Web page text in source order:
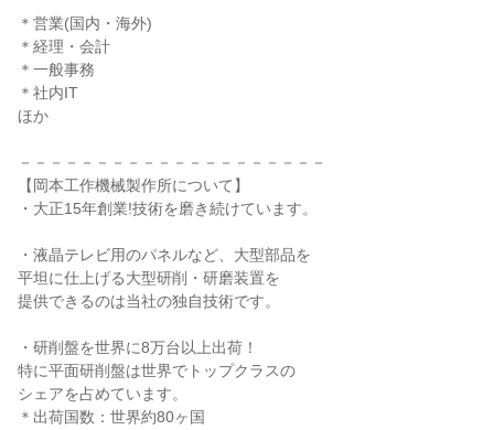
＊営業(国内・海外)
＊経理・会計
＊一般事務
＊社内IT
ほか
－－－－－－－－－－－－－－－－－－－－
【岡本工作機械製作所について】
・大正15年創業!技術を磨き続けています。
・液晶テレビ用のパネルなど、大型部品を
平坦に仕上げる大型研削・研磨装置を
提供できるのは当社の独自技術です。
・研削盤を世界に8万台以上出荷！
特に平面研削盤は世界でトップクラスの
シェアを占めています。
＊出荷国数：世界約80ヶ国